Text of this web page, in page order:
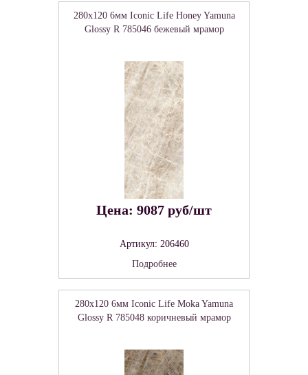
280x120 6мм Iconic Life Honey Yamuna
Glossy R 785046 бежевый мрамор
Цена: 9087 руб/шт
Артикул: 206460
Подробнее
280x120 6мм Iconic Life Moka Yamuna
Glossy R 785048 коричневый мрамор